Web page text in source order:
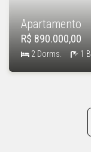
Apartamento
R$ 890.000,00
2 Dorms. 1